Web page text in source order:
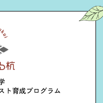
ト育成プログラム